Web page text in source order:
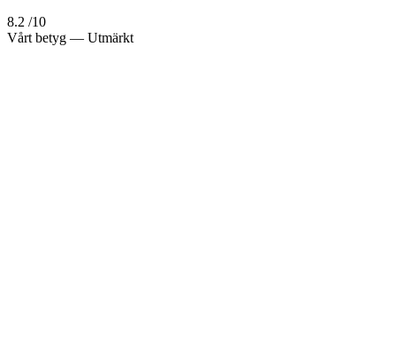
8.2 /10
Vårt betyg — Utmärkt